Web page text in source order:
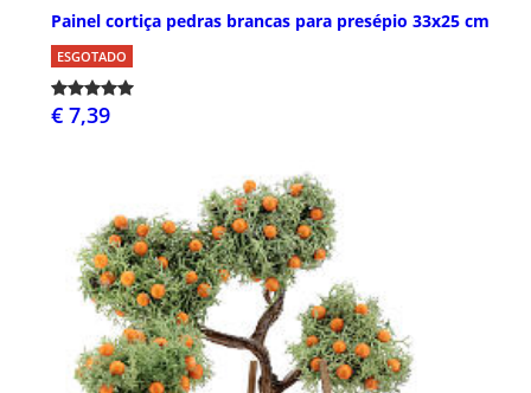
Painel cortiça pedras brancas para presépio 33x25 cm
ESGOTADO
€ 7,39